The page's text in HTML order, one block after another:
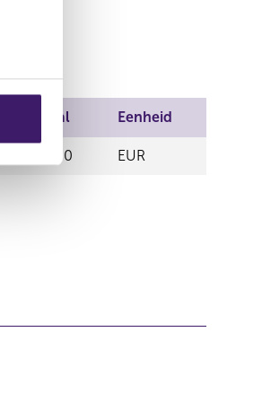
Aantal Eenheid
459,00 EUR